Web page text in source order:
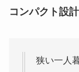
コンパクト設
狭い一人